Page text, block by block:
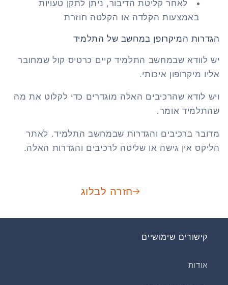
לאחר קליטת הדיבור, ניתן לתקן טעויות
באמצעות הקלדה או הקלטה חוזרת
הגדרות המיקרופן במחשב של התלמיד
יש לוודא שבמחשב התלמיד קיים כרטיס קול שמחובר
אליו מיקרופון איכותי.
ויש לודא שהרכיבים האלה מוגדרים כדי לקלוט את מה
שהתלמיד אומר.
מדובר ברכיבים והגדרות שבמחשב התלמיד. לאתר
הליקס אין גישה או שליטה לרכיבים והגדרות האלה.
חזרה לבלוג
קישורים שימושיים
אודות